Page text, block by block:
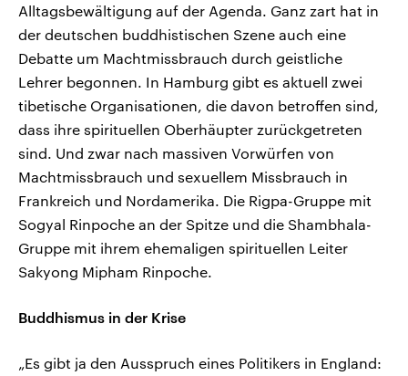
Alltagsbewältigung auf der Agenda. Ganz zart hat in
der deutschen buddhistischen Szene auch eine
Debatte um Machtmissbrauch durch geistliche
Lehrer begonnen. In Hamburg gibt es aktuell zwei
tibetische Organisationen, die davon betroffen sind,
dass ihre spirituellen Oberhäupter zurückgetreten
sind. Und zwar nach massiven Vorwürfen von
Machtmissbrauch und sexuellem Missbrauch in
Frankreich und Nordamerika. Die Rigpa-Gruppe mit
Sogyal Rinpoche an der Spitze und die Shambhala-
Gruppe mit ihrem ehemaligen spirituellen Leiter
Sakyong Mipham Rinpoche.
Buddhismus in der Krise
„Es gibt ja den Ausspruch eines Politikers in England: